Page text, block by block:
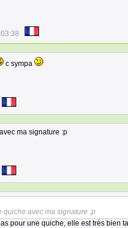
c sympa
ma signature :p
quiche avec ma signature :p
pour une quiche, elle est très bien